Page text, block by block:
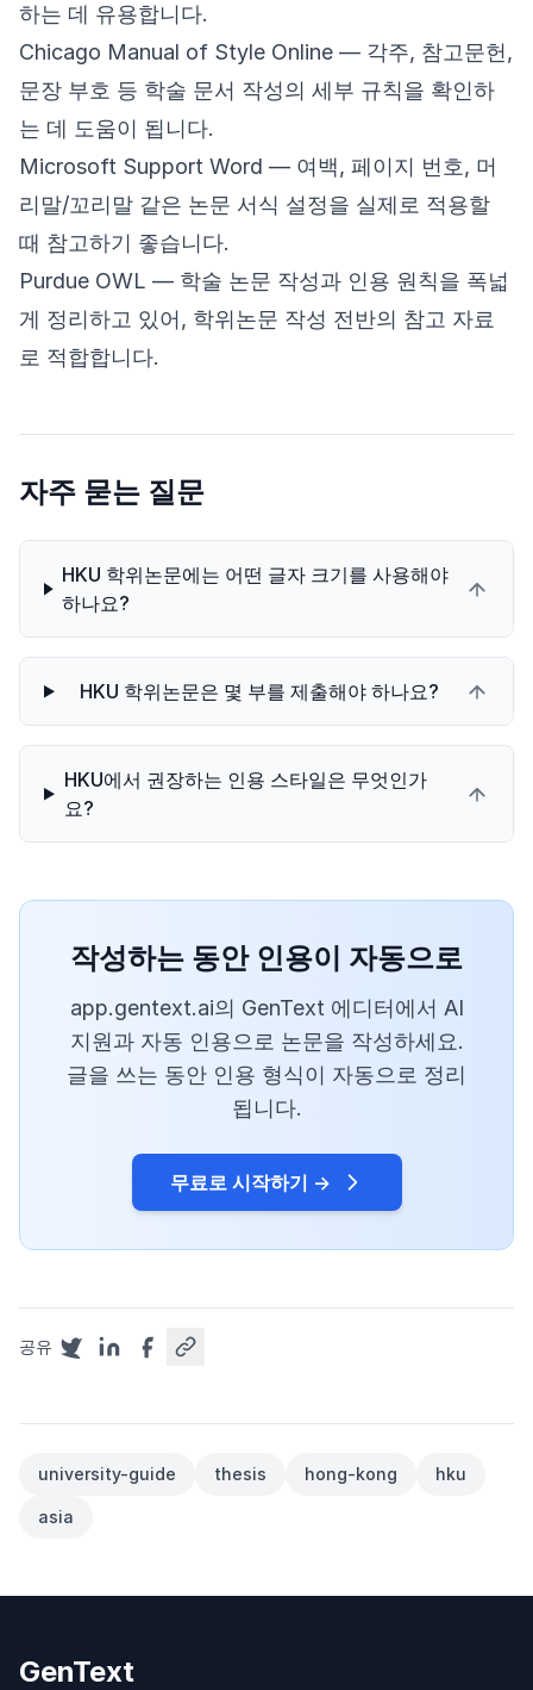
하는 데 유용합니다.
Chicago Manual of Style Online — 각주, 참고문헌,
문장 부호 등 학술 문서 작성의 세부 규칙을 확인하
는 데 도움이 됩니다.
Microsoft Support Word — 여백, 페이지 번호, 머
리말/꼬리말 같은 논문 서식 설정을 실제로 적용할
때 참고하기 좋습니다.
Purdue OWL — 학술 논문 작성과 인용 원칙을 폭넓
게 정리하고 있어, 학위논문 작성 전반의 참고 자료
로 적합합니다.
자주 묻는 질문
HKU 학위논문에는 어떤 글자 크기를 사용해야
하나요?
HKU 학위논문은 몇 부를 제출해야 하나요?
HKU에서 권장하는 인용 스타일은 무엇인가
요?
작성하는 동안 인용이 자동으로
app.gentext.ai의 GenText 에디터에서 AI
지원과 자동 인용으로 논문을 작성하세요.
글을 쓰는 동안 인용 형식이 자동으로 정리
됩니다.
무료로 시작하기 →
공유
university-guide thesis hong-kong hku
asia
GenText